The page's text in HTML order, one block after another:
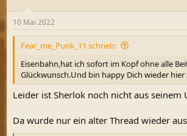
10 Mai 2022
Fear_me_Punk_11 schrieb:
Eisenbahn,hat ich sofort im Kopf ohne alle
Glückwunsch.Und bin happy Dich wieder hier
Leider ist Sherlok noch nicht aus
Da wurde nur ein alter Thread wieder